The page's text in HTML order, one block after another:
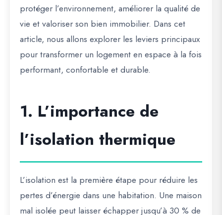
protéger l’environnement, améliorer la qualité de
vie et valoriser son bien immobilier. Dans cet
article, nous allons explorer les leviers principaux
pour transformer un logement en espace à la fois
performant, confortable et durable.
1. L’importance de
l’isolation thermique
L’isolation est la première étape pour réduire les
pertes d’énergie dans une habitation. Une maison
mal isolée peut laisser échapper jusqu’à 30 % de